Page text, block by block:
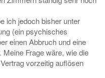
ich jedoch bisher unter
(ein psychisches
einen Abbruch und eine
Frage wäre, wie die
vorzeitig auflösen